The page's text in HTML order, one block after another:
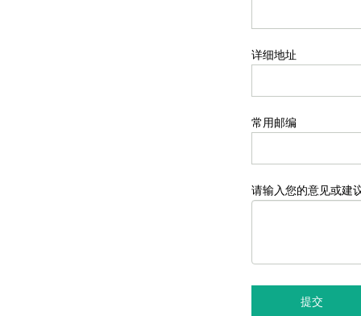
详细地址
常用邮编
请输入您的意见或建
提交